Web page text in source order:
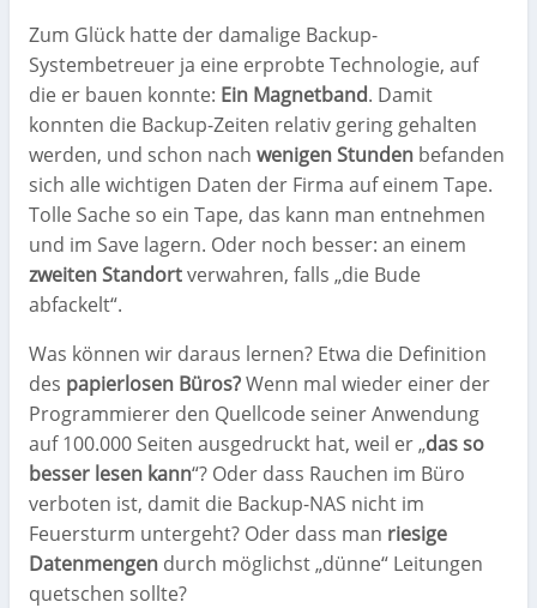
Zum Glück hatte der damalige Backup-
Systembetreuer ja eine erprobte Technologie, auf
die er bauen konnte: Ein Magnetband. Damit
konnten die Backup-Zeiten relativ gering gehalten
werden, und schon nach wenigen Stunden befanden
sich alle wichtigen Daten der Firma auf einem Tape.
Tolle Sache so ein Tape, das kann man entnehmen
und im Save lagern. Oder noch besser: an einem
zweiten Standortverwahren, falls „die Bude
abfackelt“.
Was können wir daraus lernen? Etwa die Definition
des papierlosen Büros?Wenn mal wieder einer der
Programmierer den Quellcode seiner Anwendung
auf 100.000 Seiten ausgedruckt hat, weil er „das so
besser lesen kann“? Oder dass Rauchen im Büro
verboten ist, damit die Backup-NAS nicht im
Feuersturm untergeht? Oder dass man riesige
Datenmengen durch möglichst „dünne“ Leitungen
quetschen sollte?